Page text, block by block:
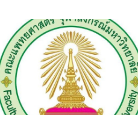
เก่าอำนวยศิลป์รุ่น 42